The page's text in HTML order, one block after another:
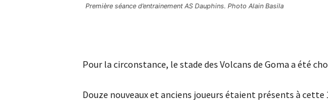
Première séance d’entrainement AS Dauphins. Photo Alain Basila
Pour la circonstance, le stade des Volcans de Goma a été
Douze nouveaux et anciens joueurs étaient présents à cette